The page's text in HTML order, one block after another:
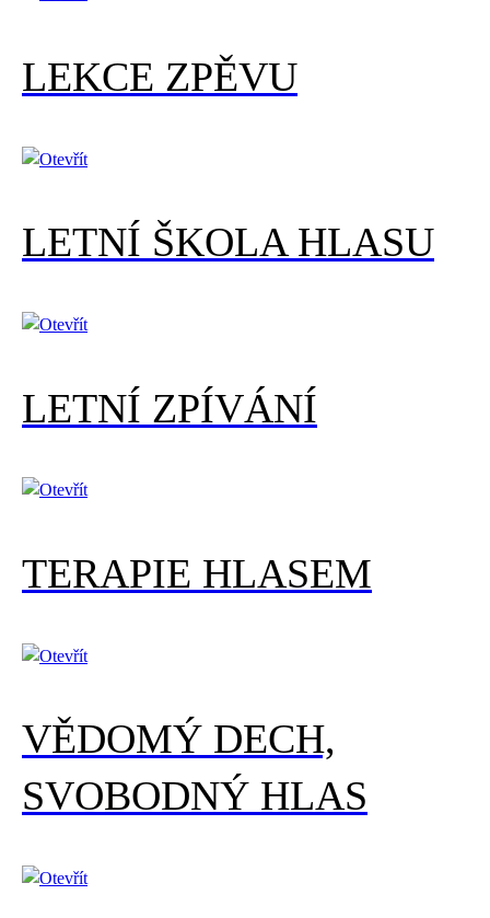
LEKCE ZPĚVU
LETNÍ ŠKOLA HLASU
LETNÍ ZPÍVÁNÍ
TERAPIE HLASEM
VĚDOMÝ DECH,
SVOBODNÝ HLAS